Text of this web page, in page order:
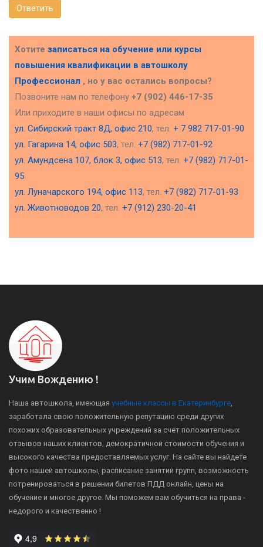
Ответить
Хотите записаться на обучение или курсы
повышения квалификации в автошколу
Профессионал , но у вас остались вопросы?
Позвоните нам по телефону +7 (902) 446-17-35
Или приходите в наши офисы по адресам
ул. Сибирский тракт 8Д, офис 210, тел. + 7 982 717-01-90
ул. Гагарина 14, офис 503, тел. +7 (982) 717-01-92
ул. Амундсена 107, блок 3, офис 513, тел. +7 (982) 717-01-
95
ул. Луначарского 194, офис 113, тел. +7 (982) 717-01-93
ул. Животноводов 20, тел. +7 (912) 230-20-41
Учим Вождению !
Наша автошкола, имеющая учебные классы в Екатеринбурге
заработала свою положительную репутацию среди других
похожих образовательных учреждений за счет положительных
отзывов наших клиентов, демократичной стоимости обучения и
высокого качества предоставляемых услуг. На сайте вы найдете
фото нашей автошколы, расписание занятий групп, возможность
потренироваться в решении билетов ПДД онлайн, цены на
обучение и многое другое. Мы поможем вам обучиться на права -
недорого и качественно !